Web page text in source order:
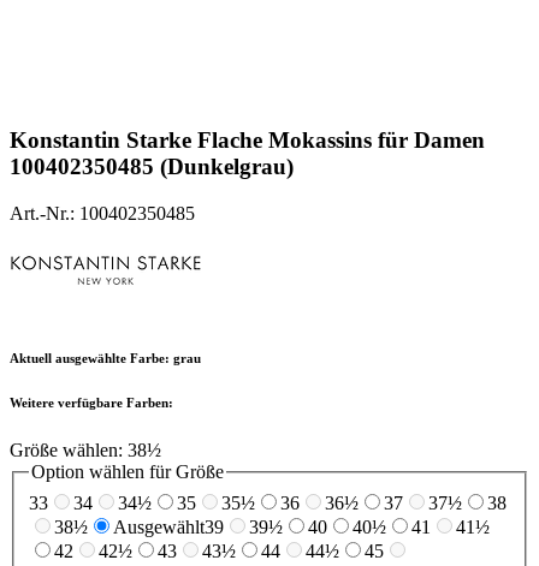
Konstantin Starke Flache Mokassins für Damen
100402350485 (Dunkelgrau)
Art.-Nr.: 100402350485
Aktuell ausgewählte Farbe: grau
Weitere verfügbare Farben:
Größe wählen: 38½
Option wählen für Größe
33
34 34½ 35 35½ 36 36½ 37 37½
38
38½
Ausgewählt39 39½ 40 40½ 41
41½
42
42½ 43 43½ 44 44½
45